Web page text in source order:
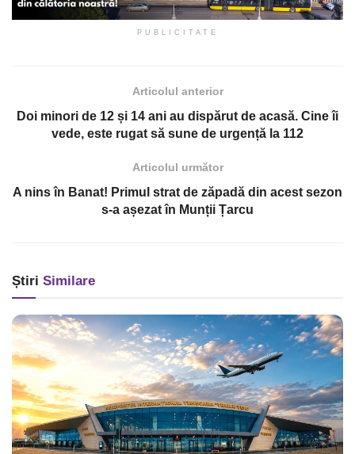
PUBLICITATE
Articolul anterior
Doi minori de 12 și 14 ani au dispărut de acasă. Cine îi
vede, este rugat să sune de urgență la 112
Articolul următor
A nins în Banat! Primul strat de zăpadă din acest sezon
s-a așezat în Munții Țarcu
Știri Similare